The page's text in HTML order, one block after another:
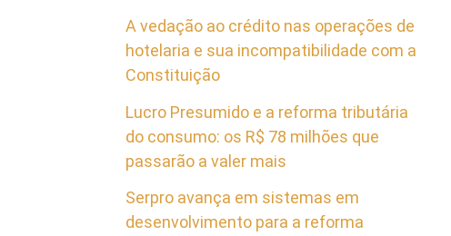
A vedação ao crédito nas operações de
hotelaria e sua incompatibilidade com a
Constituição
Lucro Presumido e a reforma tributária
do consumo: os R$ 78 milhões que
passarão a valer mais
Serpro avança em sistemas em
desenvolvimento para a reforma